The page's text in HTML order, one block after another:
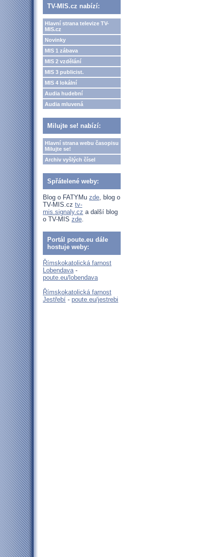
TV-MIS.cz nabízí:
Hlavní strana televize TV-
MIS.cz
Novinky
MIS 1 zábava
MIS 2 vzdělání
MIS 3 publicist.
MIS 4 lokální
Audia hudební
Audia mluvená
Milujte se! nabízí:
Hlavní strana webu časopisu
Milujte se!
Archiv vyšlých čísel
Spřátelené weby:
Blog o FATYMu zde, blog o
TV-MIS.cz tv-
mis.signaly.cz a další blog
o TV-MIS zde.
Portál poute.eu dále
hostuje weby:
Římskokatolická farnost
Lobendava-
poute.eu/lobendava
Římskokatolická farnost
Jestřebí - poute.eu/jestrebi